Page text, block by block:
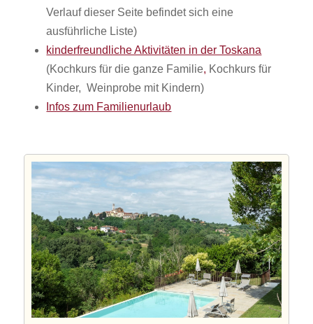
Verlauf dieser Seite befindet sich eine
ausführliche Liste)
kinderfreundliche Aktivitäten in der Toskana
(Kochkurs für die ganze Familie, Kochkurs für
Kinder, Weinprobe mit Kindern)
Infos zum Familienurlaub